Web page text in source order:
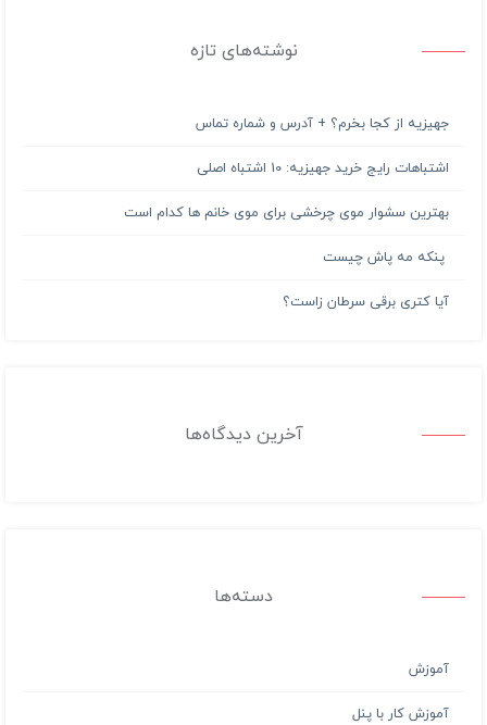
نوشته‌های تازه
جهیزیه از کجا بخرم؟ + آدرس و شماره تماس
اشتباهات رایج خرید جهیزیه: 10 اشتباه اصلی
بهترین سشوار موی چرخشی برای موی خانم ها کدام است
پنکه مه پاش چیست
آیا کتری برقی سرطان زاست؟
آخرین دیدگاه‌ها
دسته‌ها
آموزش
آموزش کار با پنل